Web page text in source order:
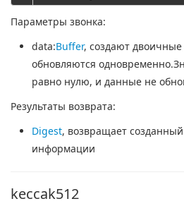
Параметры звонка:
data:Buffer, создают
обновляются
равно нулю, и данные не
Результаты возврата:
Digest, возвращает
информации
keccak512